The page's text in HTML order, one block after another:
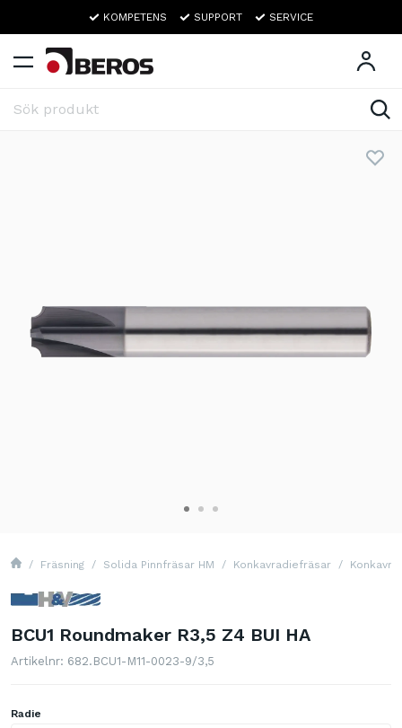
KOMPETENS SUPPORT SERVICE
Fräsning Solida Pinnfräsar HM Konkavradiefräsar
BCU1 Roundmaker R3,5 Z4 BUI HA
Artikelnr: 682.BCU1-M11-0023-9/3,5
Radie